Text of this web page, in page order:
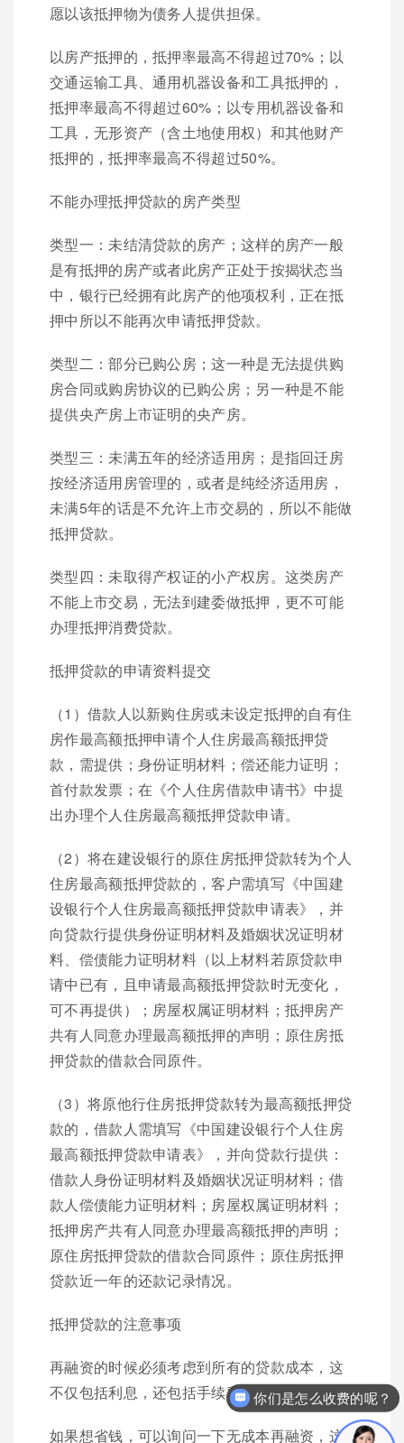
愿以该抵押物为债务人提供担保。
以房产抵押的，抵押率最高不得超过70%；以
交通运输工具、通用机器设备和工具抵押的，
抵押率最高不得超过60%；以专用机器设备和
工具，无形资产（含土地使用权）和其他财产
抵押的，抵押率最高不得超过50%。
不能办理抵押贷款的房产类型
类型一：未结清贷款的房产；这样的房产一般
是有抵押的房产或者此房产正处于按揭状态当
中，银行已经拥有此房产的他项权利，正在抵
押中所以不能再次申请抵押贷款。
类型二：部分已购公房；这一种是无法提供购
房合同或购房协议的已购公房；另一种是不能
提供央产房上市证明的央产房。
类型三：未满五年的经济适用房；是指回迁房
按经济适用房管理的，或者是纯经济适用房，
未满5年的话是不允许上市交易的，所以不能做
抵押贷款。
类型四：未取得产权证的小产权房。这类房产
不能上市交易，无法到建委做抵押，更不可能
办理抵押消费贷款。
抵押贷款的申请资料提交
（1）借款人以新购住房或未设定抵押的自有住
房作最高额抵押申请个人住房最高额抵押贷
款，需提供；身份证明材料；偿还能力证明；
首付款发票；在《个人住房借款申请书》中提
出办理个人住房最高额抵押贷款申请。
（2）将在建设银行的原住房抵押贷款转为个人
住房最高额抵押贷款的，客户需填写《中国建
设银行个人住房最高额抵押贷款申请表》，并
向贷款行提供身份证明材料及婚姻状况证明材
料、偿债能力证明材料（以上材料若原贷款申
请中已有，且申请最高额抵押贷款时无变化，
可不再提供）；房屋权属证明材料；抵押房产
共有人同意办理最高额抵押的声明；原住房抵
押贷款的借款合同原件。
（3）将原他行住房抵押贷款转为最高额抵押贷
款的，借款人需填写《中国建设银行个人住房
最高额抵押贷款申请表》，并向贷款行提供：
借款人身份证明材料及婚姻状况证明材料；借
款人偿债能力证明材料；房屋权属证明材料；
抵押房产共有人同意办理最高额抵押的声明；
原住房抵押贷款的借款合同原件；原住房抵押
贷款近一年的还款记录情况。
抵押贷款的注意事项
再融资的时候必须考虑到所有的贷款成本，这
不仅包括利息，还包括手续费和点数。
如果想省钱，可以询问一下无成本再融资，这
你们是怎么收费的呢？
现在有优惠活动么？